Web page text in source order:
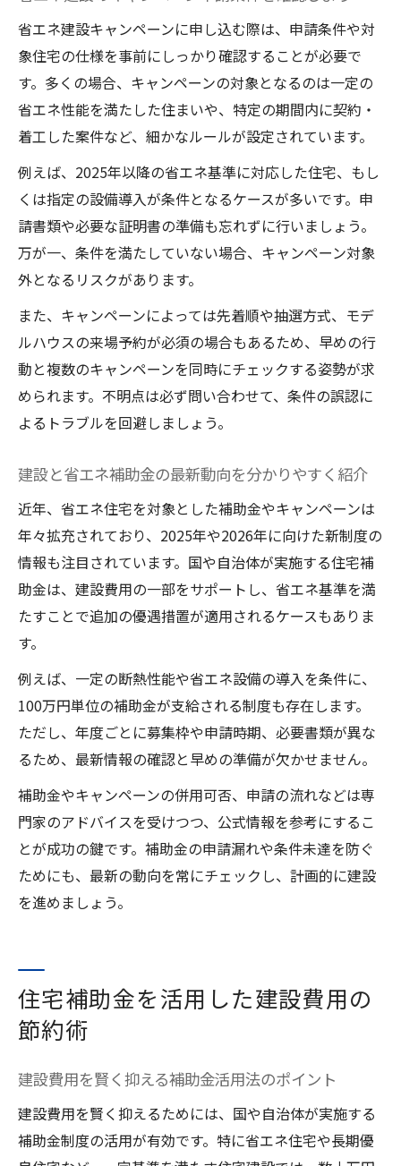
省エネ建設キャンペーンに申し込む際は、申請条件や対
象住宅の仕様を事前にしっかり確認することが必要で
す。多くの場合、キャンペーンの対象となるのは一定の
省エネ性能を満たした住まいや、特定の期間内に契約・
着工した案件など、細かなルールが設定されています。
例えば、2025年以降の省エネ基準に対応した住宅、もし
くは指定の設備導入が条件となるケースが多いです。申
請書類や必要な証明書の準備も忘れずに行いましょう。
万が一、条件を満たしていない場合、キャンペーン対象
外となるリスクがあります。
また、キャンペーンによっては先着順や抽選方式、モデ
ルハウスの来場予約が必須の場合もあるため、早めの行
動と複数のキャンペーンを同時にチェックする姿勢が求
められます。不明点は必ず問い合わせて、条件の誤認に
よるトラブルを回避しましょう。
建設と省エネ補助金の最新動向を分かりやすく紹介
近年、省エネ住宅を対象とした補助金やキャンペーンは
年々拡充されており、2025年や2026年に向けた新制度の
情報も注目されています。国や自治体が実施する住宅補
助金は、建設費用の一部をサポートし、省エネ基準を満
たすことで追加の優遇措置が適用されるケースもありま
す。
例えば、一定の断熱性能や省エネ設備の導入を条件に、
100万円単位の補助金が支給される制度も存在します。
ただし、年度ごとに募集枠や申請時期、必要書類が異な
るため、最新情報の確認と早めの準備が欠かせません。
補助金やキャンペーンの併用可否、申請の流れなどは専
門家のアドバイスを受けつつ、公式情報を参考にするこ
とが成功の鍵です。補助金の申請漏れや条件未達を防ぐ
ためにも、最新の動向を常にチェックし、計画的に建設
を進めましょう。
住宅補助金を活用した建設費用の
節約術
建設費用を賢く抑える補助金活用法のポイント
建設費用を賢く抑えるためには、国や自治体が実施する
補助金制度の活用が有効です。特に省エネ住宅や長期優